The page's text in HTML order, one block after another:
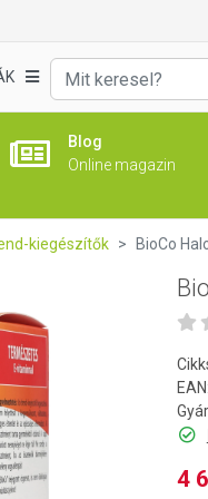
Blog
Online magazin
kiegészítők BioCo
EAN:
4